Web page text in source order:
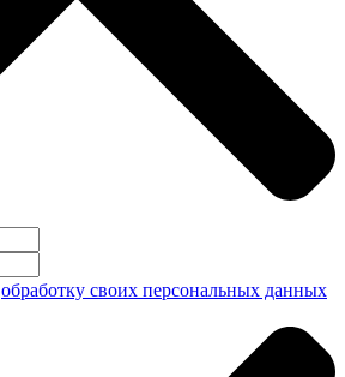
обработку своих персональных данных